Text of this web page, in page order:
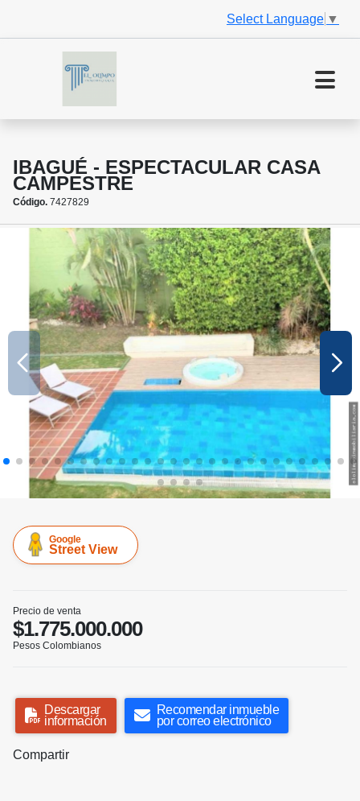
Select Language ▼
IBAGUÉ - ESPECTACULAR CASA
CAMPESTRE
Código. 7427829
Google
Street View
Precio de venta
$1.775.000.000
Pesos Colombianos
Descargar
información
Recomendar inmueble
por correo electrónico
Compartir